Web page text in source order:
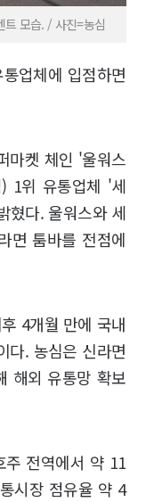
트 모습. / 사진=농심
업체에 입점하면
마켓 체인 '울워스
1위 유통업체 '세
혔다. 울워스와 세
면 툼바를 전점에
4개월 만에 국내
다. 농심은 신라면
해외 유통망 확보
주 전역에서 약 11
시장 점유율 약 4